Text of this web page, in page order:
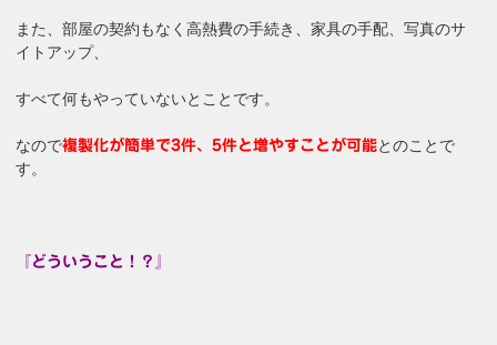
また、部屋の契約もなく高熱費の手続き、家具の手配、写真のサ
イトアップ、
すべて何もやっていないとことです。
なので複製化が簡単で3件、5件と増やすことが可能とのことで
す。
『どういうこと！？』